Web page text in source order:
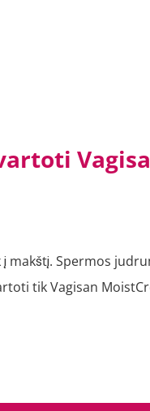
makštį. Spermos
tik Vagisan